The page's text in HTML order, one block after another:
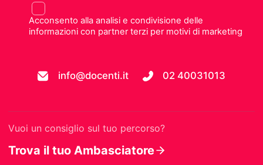
Acconsento alla analisi e condivisione delle
informazioni con partner terzi per motivi di marketing
info@docenti.it 02 40031013
Vuoi un consiglio sul tuo percorso?
Trova il tuo Ambasciatore